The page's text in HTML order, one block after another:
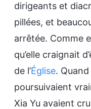
dirigeants et
pillées, et
arrêtée. Comme
qu’elle craignait
de l’Église.
poursuivaient
Xia Yu avaient